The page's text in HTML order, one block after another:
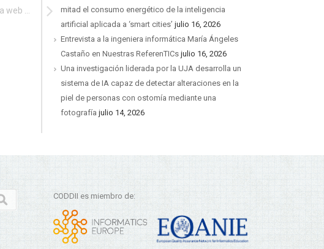
mitad el consumo energético de la inteligencia
artificial aplicada a ‘smart cities’ julio 16, 2026
Entrevista a la ingeniera informática María Ángeles
Castaño en Nuestras ReferenTICs julio 16, 2026
Una investigación liderada por la UJA desarrolla un
sistema de IA capaz de detectar alteraciones en la
piel de personas con ostomía mediante una
fotografía julio 14, 2026
CODDII es miembro de: